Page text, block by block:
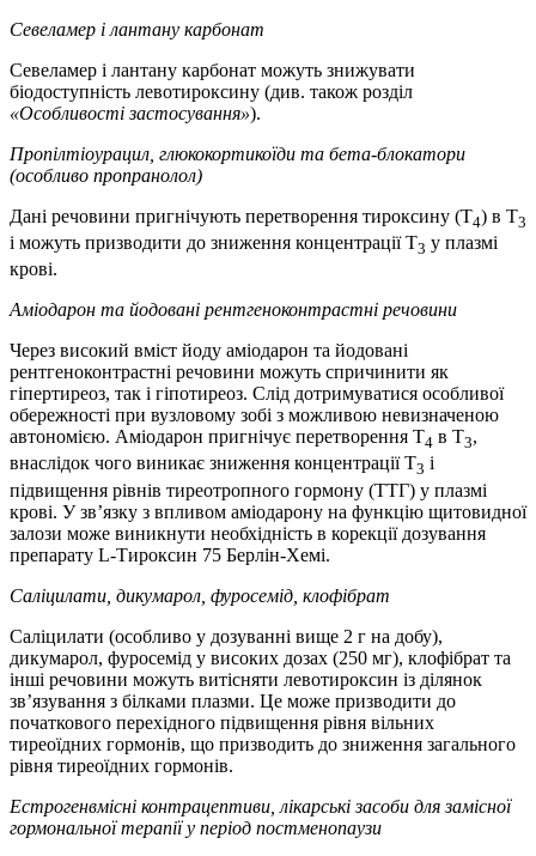
Севеламер і лантану карбонат
Севеламер і лантану карбонат можуть знижувати
біодоступність левотироксину (див. також розділ
«Особливості застосування»).
Пропілтіоурацил, глюкокортикоїди та бета-блокатори
(особливо пропранолол)
Дані речовини пригнічують перетворення тироксину (Т4) в Т3
і можуть призводити до зниження концентрації Т3 у плазмі
крові.
Аміодарон та йодовані рентгеноконтрастні речовини
Через високий вміст йоду аміодарон та йодовані
рентгеноконтрастні речовини можуть спричинити як
гіпертиреоз, так і гіпотиреоз. Слід дотримуватися особливої
обережності при вузловому зобі з можливою невизначеною
автономією. Аміодарон пригнічує перетворення Т4 в Т3,
внаслідок чого виникає зниження концентрації Т3 і
підвищення рівнів тиреотропного гормону (ТТГ) у плазмі
крові. У зв’язку з впливом аміодарону на функцію щитовидної
залози може виникнути необхідність в корекції дозування
препарату L-Тироксин 75 Берлін-Хемі.
Саліцилати, дикумарол, фуросемід, клофібрат
Саліцилати (особливо у дозуванні вище 2 г на добу),
дикумарол, фуросемід у високих дозах (250 мг), клофібрат та
інші речовини можуть витісняти левотироксин із ділянок
зв’язування з білками плазми. Це може призводити до
початкового перехідного підвищення рівня вільних
тиреоїдних гормонів, що призводить до зниження загального
рівня тиреоїдних гормонів.
Естрогенвмісні контрацептиви, лікарські засоби для замісної
гормональної терапії у період постменопаузи